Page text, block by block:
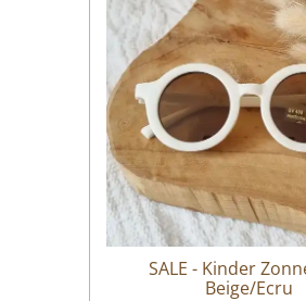
SALE - Kinder
Beige/Ecru